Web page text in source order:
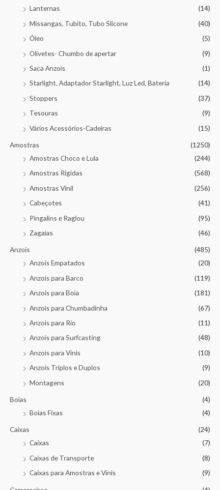
Lanternas
(14)
Missangas, Tubito, Tubo Slicone
(40)
Óleo
(5)
Olivetes- Chumbo de apertar
(9)
Saca Anzois
(1)
Starlight, Adaptador Starlight, Luz Led, Bateria
(14)
Stoppers
(37)
Tesouras
(9)
Vários Acessórios-Cadeiras
(15)
Amostras
(1250)
Amostras Choco e Lula
(244)
Amostras Rigidas
(568)
Amostras Vinil
(256)
Cabeçotes
(41)
Pingalins e Raglou
(95)
Zagaias
(46)
Anzois
(485)
Anzois Empatados
(20)
Anzois para Barco
(119)
Anzois para Boia
(181)
Anzois para Chumbadinha
(67)
Anzois para Rio
(11)
Anzois para Surfcasting
(48)
Anzois para Vinis
(10)
Anzois Triplos e Duplos
(9)
Montagens
(20)
Boias
(4)
Boias Fixas
(4)
Caixas
(24)
Caixas
(7)
Caixas de Transporte
(8)
Caixas para Amostras e Vinis
(9)